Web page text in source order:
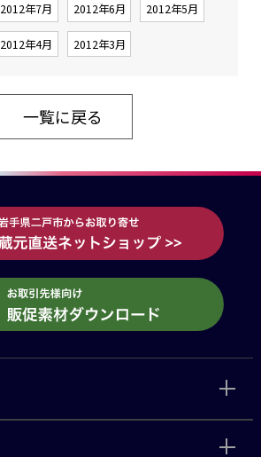
2012年7月 2012年6月 2012年5月
2012年4月 2012年3月
一覧に戻る